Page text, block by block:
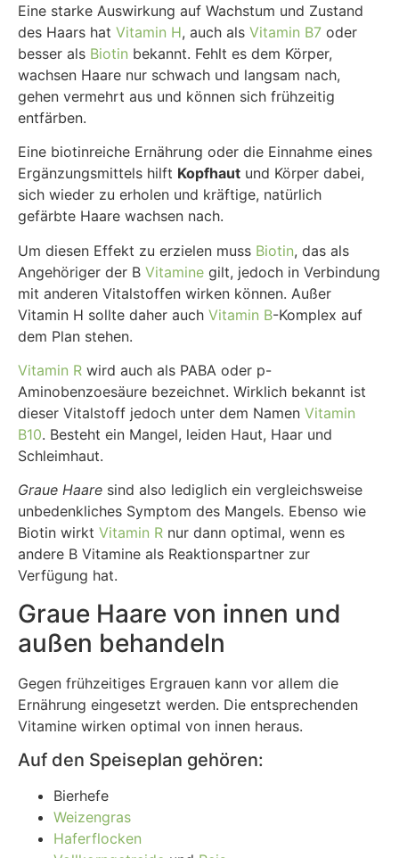
Eine starke Auswirkung auf Wachstum und Zustand
des Haars hat Vitamin H, auch als Vitamin B7 oder
besser als Biotin bekannt. Fehlt es dem Körper,
wachsen Haare nur schwach und langsam nach,
gehen vermehrt aus und können sich frühzeitig
entfärben.
Eine biotinreiche Ernährung oder die Einnahme eines
Ergänzungsmittels hilft Kopfhaut und Körper dabei,
sich wieder zu erholen und kräftige, natürlich
gefärbte Haare wachsen nach.
Um diesen Effekt zu erzielen muss Biotin, das als
Angehöriger der B Vitamine gilt, jedoch in Verbindung
mit anderen Vitalstoffen wirken können. Außer
Vitamin H sollte daher auch Vitamin B-Komplex auf
dem Plan stehen.
Vitamin R wird auch als PABA oder p-
Aminobenzoesäure bezeichnet. Wirklich bekannt ist
dieser Vitalstoff jedoch unter dem Namen Vitamin
B10. Besteht ein Mangel, leiden Haut, Haar und
Schleimhaut.
Graue Haare sind also lediglich ein vergleichsweise
unbedenkliches Symptom des Mangels. Ebenso wie
Biotin wirkt Vitamin R nur dann optimal, wenn es
andere B Vitamine als Reaktionspartner zur
Verfügung hat.
Graue Haare von innen und
außen behandeln
Gegen frühzeitiges Ergrauen kann vor allem die
Ernährung eingesetzt werden. Die entsprechenden
Vitamine wirken optimal von innen heraus.
Auf den Speiseplan gehören:
Bierhefe
Weizengras
Haferflocken